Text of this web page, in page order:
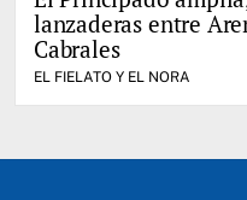
lanzaderas entre
Cabrales
EL FIELATO Y EL NORA